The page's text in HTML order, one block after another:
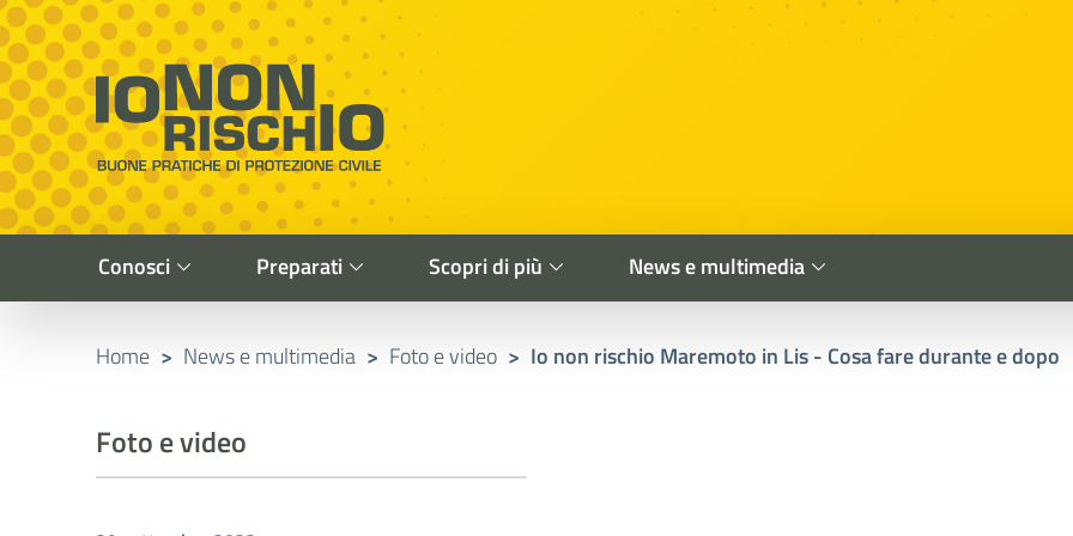
Vai al contenuto principale
Raggiungi il piè di pagina
Io non rischio
Buone pratiche di Protezione Civile
Cerca nel sito
Conosci Preparati Scopri di più News e multimedia
Home > News e multimedia > Foto e video > Io non rischio Maremoto in Lis - Cosa fare durante e dopo
Foto e video